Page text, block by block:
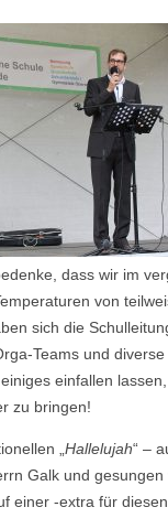
dass wir im
von
sich die
Teams und
einfallen
zu bringen!
„ Hallelujah“ –
Galk und
einer -extra für